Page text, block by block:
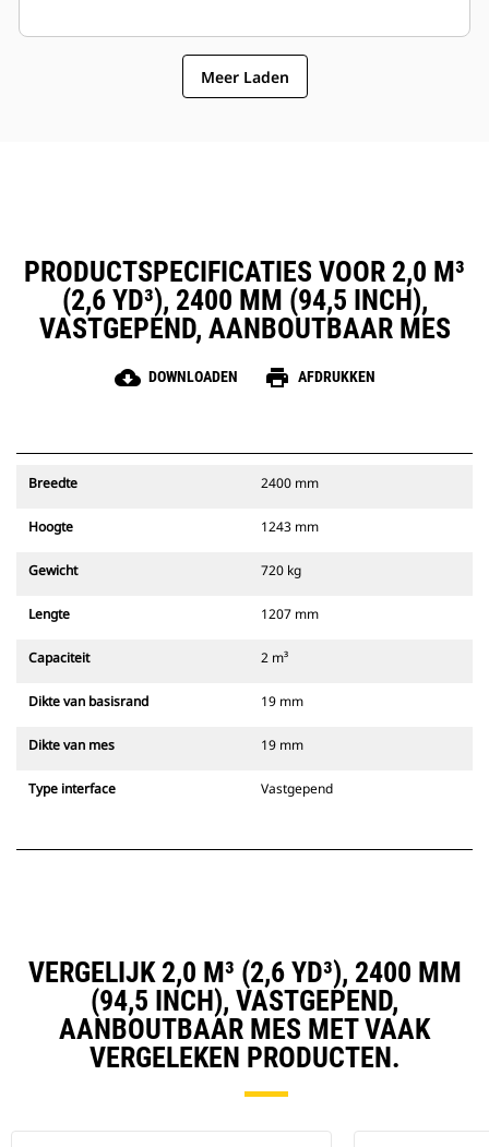
Meer Laden
PRODUCTSPECIFICATIES VOOR 2,0 M³
(2,6 YD³), 2400 MM (94,5 INCH),
VASTGEPEND, AANBOUTBAAR MES
cloud_download DOWNLOADEN print AFDRUKKEN
Breedte 2400 mm
Hoogte 1243 mm
Gewicht 720 kg
Lengte 1207 mm
Capaciteit 2 m³
Dikte van basisrand 19 mm
Dikte van mes 19 mm
Type interface Vastgepend
VERGELIJK 2,0 M³ (2,6 YD³), 2400 MM
(94,5 INCH), VASTGEPEND,
AANBOUTBAAR MES MET VAAK
VERGELEKEN PRODUCTEN.